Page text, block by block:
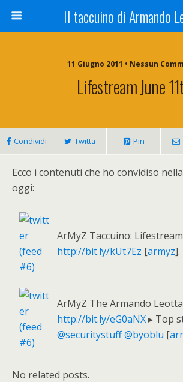
Il taccuino di Armando
11 Giugno 2011 • Nessun
Lifestream June
Condividi Twitta Pin
Ecco i contenuti che ho convidiso
oggi:
ArMyZ Taccuino:
http://bit.ly/kUt7Ez [armyz].
ArMyZ The Armando
http://bit.ly/eG0aNX▸ Top
@securitystuff@byoblu [
No related posts.